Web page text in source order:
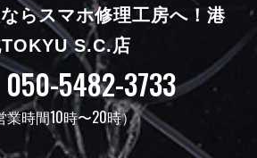
らスマホ修理工房へ！ 港
S.C.店
5482-3733
業時間10時〜20時）